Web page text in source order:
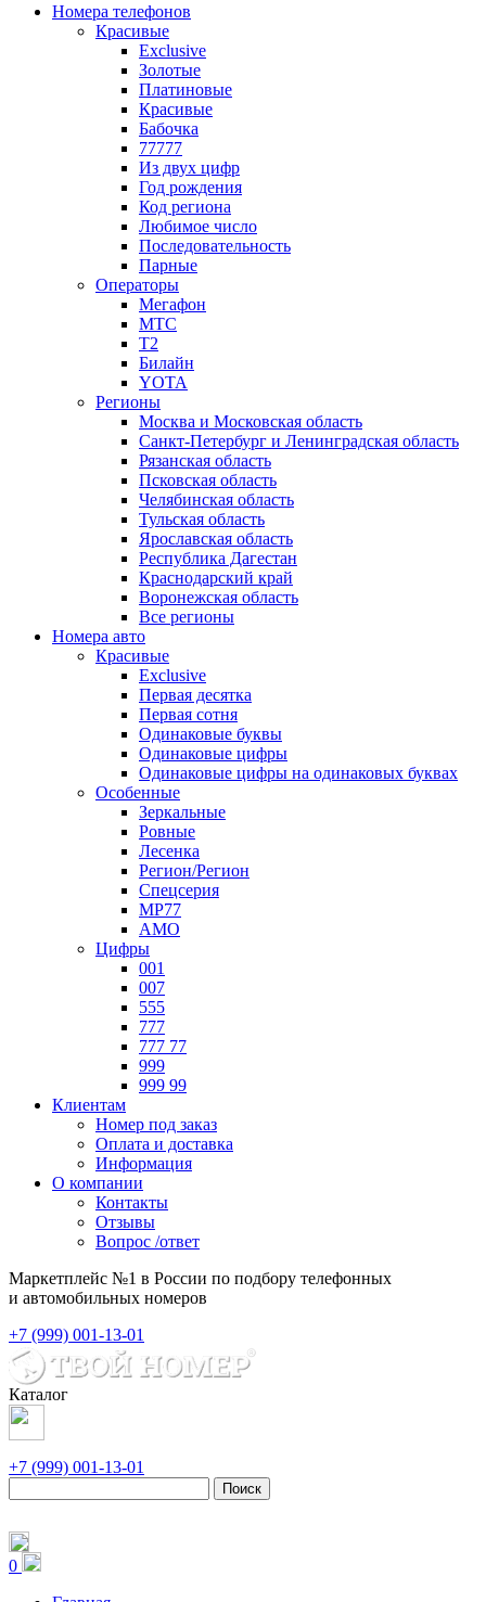
Номера телефонов
Красивые
Exclusive
Золотые
Платиновые
Красивые
Бабочка
77777
Из двух цифр
Год рождения
Код региона
Любимое число
Последовательность
Парные
Операторы
Мегафон
МТС
Т2
Билайн
YOTA
Регионы
Москва и Московская область
Санкт-Петербург и Ленинградская область
Рязанская область
Псковская область
Челябинская область
Тульская область
Ярославская область
Республика Дагестан
Краснодарский край
Воронежская область
Все регионы
Номера авто
Красивые
Exclusive
Первая десятка
Первая сотня
Одинаковые буквы
Одинаковые цифры
Одинаковые цифры на одинаковых буквах
Особенные
Зеркальные
Ровные
Лесенка
Регион/Регион
Спецсерия
МР77
АМО
Цифры
001
007
555
777
777 77
999
999 99
Клиентам
Номер под заказ
Оплата и доставка
Информация
О компании
Контакты
Отзывы
Вопрос /ответ
Маркетплейс №1 в России по подбору телефонных
и автомобильных номеров
+7 (999) 001-13-01
Каталог
+7 (999) 001-13-01
Поиск
0